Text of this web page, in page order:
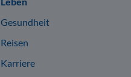
Gesundheit
Reisen
Karriere